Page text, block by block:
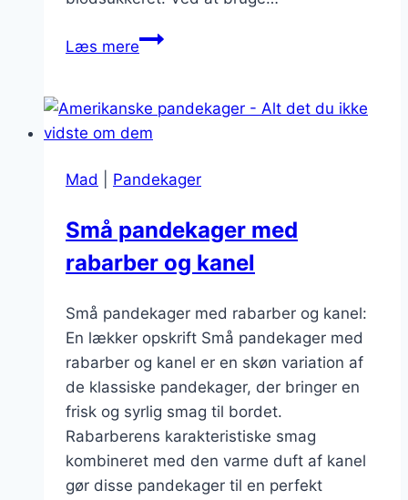
Læs mereSundere
havregryn
Mad Pandekager
Små pandekager med
rabarber og kanel
Små pandekager med rabarber og kanel:
En lækker opskrift Små pandekager med
rabarber og kanel er en skøn variation af
de klassiske pandekager, der bringer en
frisk og syrlig smag til bordet.
Rabarberens karakteristiske smag
kombineret med den varme duft af kanel
gør disse pandekager til en perfekt